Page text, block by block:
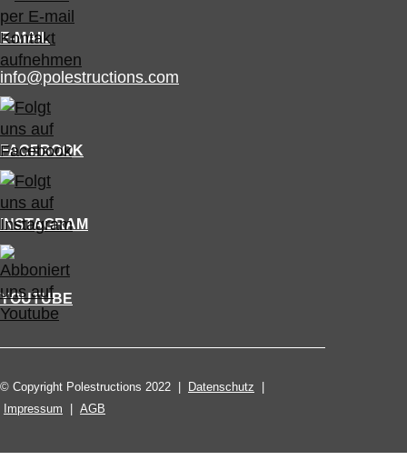
E-MAIL
info@polestructions.com
FACEBOOK
INSTAGRAM
YOUTUBE
© Copyright Polestructions 2022 | Datenschutz
Impressum
AGB